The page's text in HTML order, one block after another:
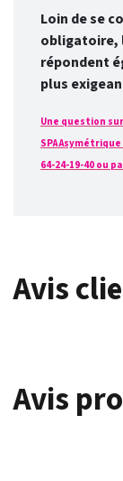
Loin de se
obligatoire,
répondent
plus
Une question sur
SPA
64-24-19-40 ou
Avis
Avis